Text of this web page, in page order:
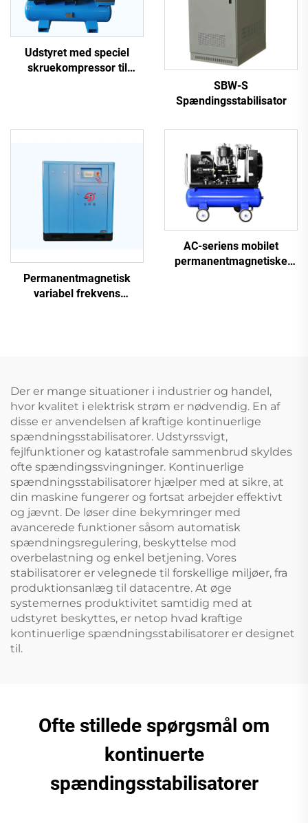
Udstyret med speciel
skruekompressor til
SBW-S
Spændingsstabilisator
Permanentmagnetisk
variabel frekvens
AC-seriens mobilet
permanentmagnetiske
Der er mange situationer i industrier og handel,
hvor kvalitet i elektrisk strøm er nødvendig. En af
disse er anvendelsen af kraftige kontinuerlige
spændningsstabilisatorer. Udstyrssvigt,
fejlfunktioner og katastrofale sammenbrud skyldes
ofte spændingssvingninger. Kontinuerlige
spændningsstabilisatorer hjælper med at sikre, at
din maskine fungerer og fortsat arbejder effektivt
og jævnt. De løser dine bekymringer med
avancerede funktioner såsom automatisk
spændningsregulering, beskyttelse mod
overbelastning og enkel betjening. Vores
stabilisatorer er velegnede til forskellige miljøer, fra
produktionsanlæg til datacentre. At øge
systemernes produktivitet samtidig med at
udstyret beskyttes, er netop hvad kraftige
kontinuerlige spændningsstabilisatorer er designet
til.
Ofte stillede spørgsmål om
kontinuerte
spændingsstabilisatorer